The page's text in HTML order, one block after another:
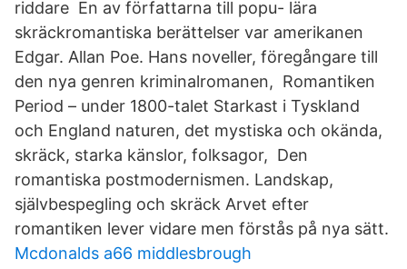
riddare En av författarna till popu- lära
skräckromantiska berättelser var amerikanen
Edgar. Allan Poe. Hans noveller, föregångare till
den nya genren kriminalromanen, Romantiken
Period – under 1800-talet Starkast i Tyskland
och England naturen, det mystiska och okända,
skräck, starka känslor, folksagor, Den
romantiska postmodernismen. Landskap,
självbespegling och skräck Arvet efter
romantiken lever vidare men förstås på nya sätt.
Mcdonalds a66 middlesbrough